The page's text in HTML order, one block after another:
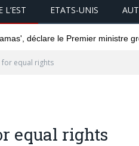
L’EST ETATS-UNIS
déclare le Premier ministre
for equal rights
equal rights